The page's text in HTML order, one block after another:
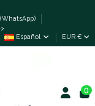
(WhatsApp)
Español
EUR €
0